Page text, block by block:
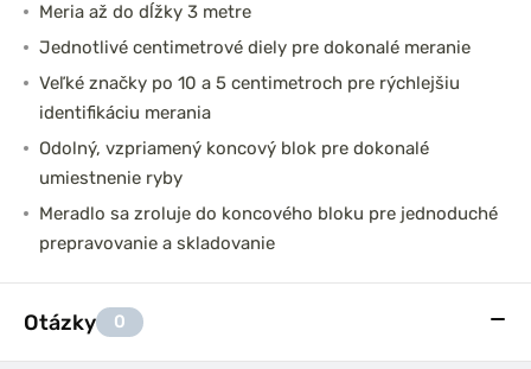
Meria až do dĺžky 3 metre
Jednotlivé centimetrové diely pre dokonalé meranie
Veľké značky po 10 a 5 centimetroch pre rýchlejšiu
identifikáciu merania
Odolný, vzpriamený koncový blok pre dokonalé
umiestnenie ryby
Meradlo sa zroluje do koncového bloku pre jednoduché
prepravovanie a skladovanie
Otázky 0